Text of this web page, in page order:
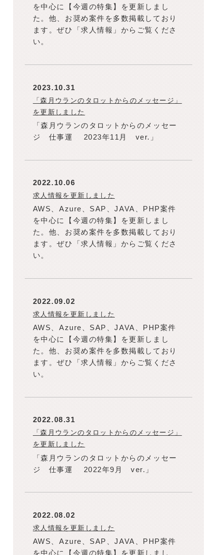
を中心に【今週の特集】を更新しまし
た。他、お奨め案件を多数掲載しており
ます。ぜひ「求人情報」からご覧くださ
い。
2023.10.31
「森月ウランのタロットからのメッセージ」
を更新しました
「森月ウランのタロットからのメッセー
ジ 仕事運 2023年11月 ver.」
2022.10.06
求人情報を更新しました
AWS、Azure、SAP、JAVA、PHP案件
を中心に【今週の特集】を更新しまし
た。他、お奨め案件を多数掲載しており
ます。ぜひ「求人情報」からご覧くださ
い。
2022.09.02
求人情報を更新しました
AWS、Azure、SAP、JAVA、PHP案件
を中心に【今週の特集】を更新しまし
た。他、お奨め案件を多数掲載しており
ます。ぜひ「求人情報」からご覧くださ
い。
2022.08.31
「森月ウランのタロットからのメッセージ」
を更新しました
「森月ウランのタロットからのメッセー
ジ 仕事運 2022年9月 ver.」
2022.08.02
求人情報を更新しました
AWS、Azure、SAP、JAVA、PHP案件
を中心に【今週の特集】を更新しまし